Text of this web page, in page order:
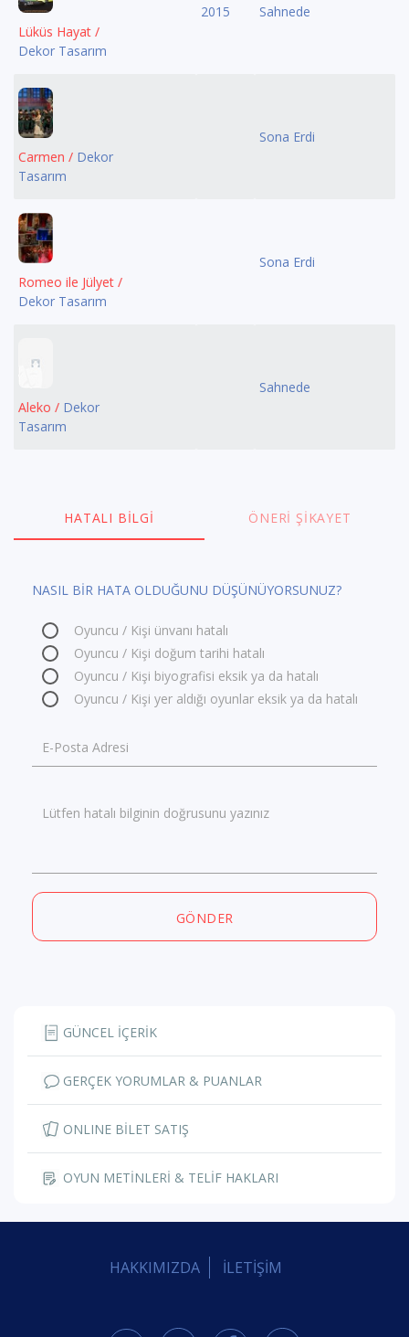
Lüküs Hayat /
Dekor Tasarım
2015 Sahnede
Carmen / Dekor
Tasarım
Sona Erdi
Romeo ile Jülyet /
Dekor Tasarım
Sona Erdi
Aleko / Dekor
Tasarım
Sahnede
HATALI BILGI ÖNERI ŞIKAYET
NASIL BİR HATA OLDUĞUNU DÜŞÜNÜYORSUNUZ?
Oyuncu / Kişi ünvanı hatalı
Oyuncu / Kişi doğum tarihi hatalı
Oyuncu / Kişi biyografisi eksik ya da hatalı
Oyuncu / Kişi yer aldığı oyunlar eksik ya da hatalı
E-Posta Adresi
Lütfen hatalı bilginin doğrusunu yazınız
GÖNDER
GÜNCEL İÇERİK
GERÇEK YORUMLAR & PUANLAR
ONLINE BİLET SATIŞ
OYUN METİNLERİ & TELİF HAKLARI
HAKKIMIZDA İLETİŞİM